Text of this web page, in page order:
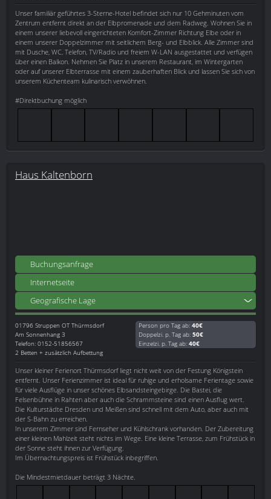
Unser familiär geführtes 3-Sterne-Hotel befindet sich nur 10 Gehminuten vom
Zentrum entfernt direkt an der Elbpromenade und dem Radweg. Wohnen Sie in
einem unserer liebevoll eingerichteten Komfort-Zimmer Richtung Elbe oder in
einem unserer Doppelzimmer mit seitlichem Berg- und Elbblick. Alle Zimmer sind
mit Dusche, WC, Telefon, TV/Radio und freiem W-LAN ausgestattet und verfügen
über einen Balkon. Nehmen Sie Platz in unserem Restaurant, im Wintergarten
oder auf unserer Elbterrasse mit einem zauberhaften Blick und lassen Sie sich von
unserem Küchenteam kulinarisch verwöhnen.
#Direktbuchung möglich
Haus Kaltenborn
Buchungsanfrage
Internetseite
Geografische Lage
01796 Struppen OT Thürmsdorf
Am Sonnenhang 3
Telefon: 0152-51856567
2 Betten + zusätzlich Aufbettung
Person pro Tag ab: 40€
Doppelzi. p. Tag ab: 50€
Einzelzi. p. Tag ab: 40€
Unser kleiner Ferienort Thürmsdorf liegt nicht weit von der Festung Königstein
entfernt. Unser Ferienzimmer ist ideal für ruhige und erholsame Ferientage sowie
für viele Ausflüge in unser schönes Elbsandsteingebirge. Die Bastei, die
Felsenbühne in Rahten aber auch die Schrammsteine sind einen Ausflug wert.
Die Kulturstädte Dresden und Meißen sind schnell mit dem Auto, aber auch mit
der S-Bahn zu erreichen.
In unserem Zimmer sind Fernseher und Kühlschrank vorhanden. Der Zubereitung
einer kleinen Mahlzeit steht nichts im Wege. Eine kleine Terrasse, zum Frühstück in
der Sonne steht ihnen zur Verfügung.
Im Übernachtungspreis ist Frühstück inbegriffen.
Die Mindestmietdauer beträgt 3 Nächte.